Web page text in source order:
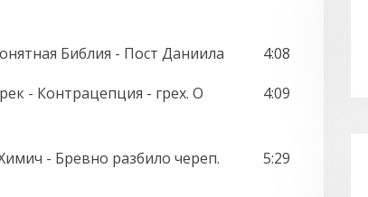
Библия - Пост Даниила
4:08
- Контрацепция - грех. О
4:09
- Бревно разбило череп.
5:29